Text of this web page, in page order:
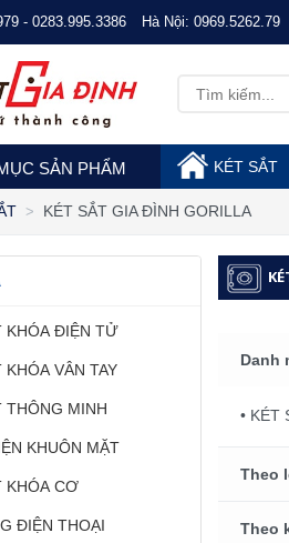
- 0283.995.3386 Hà Nội: 0969.5262.79
SẢN PHẨM KÉT SẮT
KÉT SẮT GIA ĐÌNH GORILLA
KHÓA ĐIỆN TỬ
KHÓA VÂN TAY
THÔNG MINH
KHUÔN MẶT
KHÓA CƠ
ĐIỆN THOẠI
Danh
• KÉT
Theo
Theo